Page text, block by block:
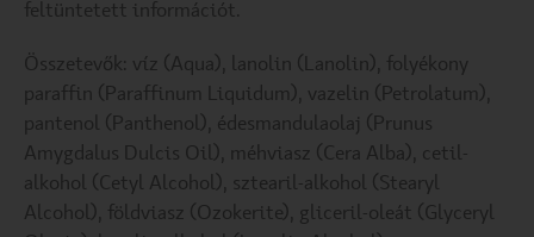
feltüntetett információt.
Összetevők: víz (Aqua), lanolin (Lanolin), folyékony
paraffin (Paraffinum Liquidum), vazelin (Petrolatum),
pantenol (Panthenol), édesmandulaolaj (Prunus
Amygdalus Dulcis Oil), méhviasz (Cera Alba), cetil-
alkohol (Cetyl Alcohol), sztearil-alkohol (Stearyl
Alcohol), földviasz (Ozokerite), gliceril-oleát (Glyceryl